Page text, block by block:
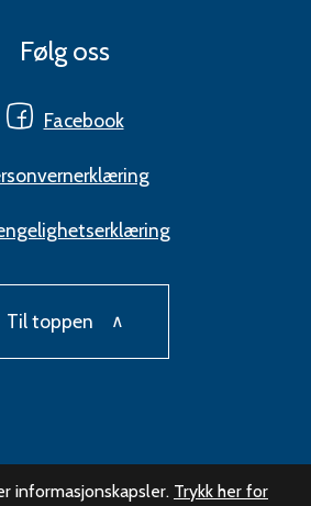
Følg oss
Facebook
Til toppen
informasjonskapsler. Trykk her for